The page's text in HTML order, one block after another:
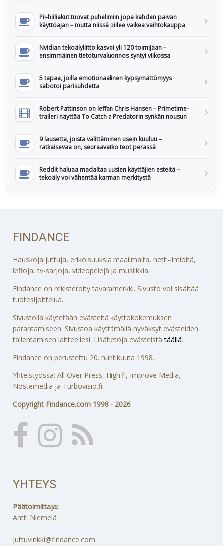
Pii-hiiliakut tuovat puhelimiin jopa kahden päivän
käyttöajan – mutta niissä piilee vaikea vaihtokauppa
Nvidian tekoälyliitto kasvoi yli 120 toimijaan –
ensimmäinen tietoturvaluonnos syntyi viikossa
5 tapaa, joilla emotionaalinen kypsymättömyys
sabotoi parisuhdetta
Robert Pattinson on leffan Chris Hansen – Primetime-
traileri näyttää To Catch a Predatorin synkän nousun
9 lausetta, joista välittäminen usein kuuluu –
ratkaisevaa on, seuraavatko teot perässä
Reddit haluaa madaltaa uusien käyttäjien esteitä –
tekoäly voi vähentää karman merkitystä
FINDANCE
Hauskoja juttuja, erikoisuuksia maailmalta, netti-ilmiöitä,
leffoja, tv-sarjoja, videopelejä ja musiikkia.
Findance on rekisteröity tavaramerkki. Sivusto voi sisältää
tuotesijoittelua.
Sivustolla käytetään evästeitä käyttökokemuksen
parantamiseen. Sivustoa käyttämällä hyväksyt evästeiden
tallentamisen laitteellesi. Lisätietoja evästeistätäällä.
Findance on perustettu 20. huhtikuuta 1998.
Yhteistyössä: All Over Press, High.fi, Improve Media,
Nostemedia ja Turbovisio.fi.
Copyright Findance.com 1998 - 2026
YHTEYS
Päätoimittaja:
Antti Niemelä
juttuvinkki@findance.com